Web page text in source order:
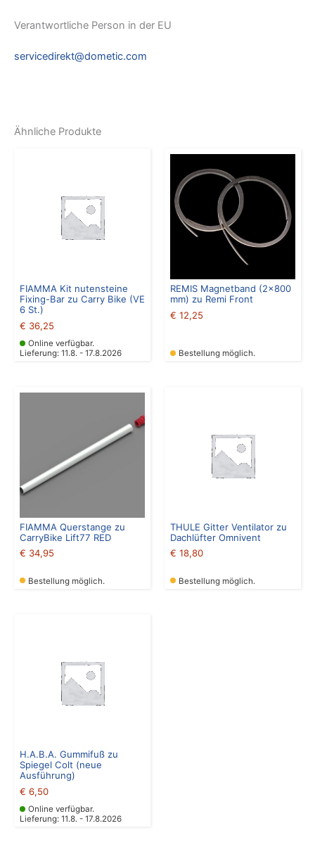
Verantwortliche Person in der EU
servicedirekt@dometic.com
Ähnliche Produkte
FIAMMA Kit nutensteine
Fixing-Bar zu Carry Bike (VE
6 St.)
€ 36,25
Online verfügbar.
Lieferung: 11.8. - 17.8.2026
REMIS Magnetband (2×800
mm) zu Remi Front
€ 12,25
Bestellung möglich.
FIAMMA Querstange zu
CarryBike Lift77 RED
€ 34,95
Bestellung möglich.
THULE Gitter Ventilator zu
Dachlüfter Omnivent
€ 18,80
Bestellung möglich.
H.A.B.A. Gummifuß zu
Spiegel Colt (neue
Ausführung)
€ 6,50
Online verfügbar.
Lieferung: 11.8. - 17.8.2026